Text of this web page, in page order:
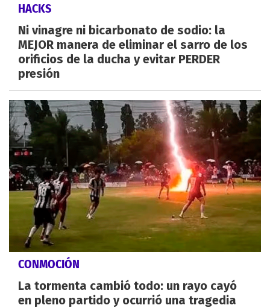
HACKS
Ni vinagre ni bicarbonato de sodio: la
MEJOR manera de eliminar el sarro de los
orificios de la ducha y evitar PERDER
presión
CONMOCIÓN
La tormenta cambió todo: un rayo cayó
en pleno partido y ocurrió una tragedia